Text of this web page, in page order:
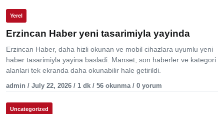
Yerel
Erzincan Haber yeni tasarimiyla yayinda
Erzincan Haber, daha hizli okunan ve mobil cihazlara uyumlu yeni
haber tasarimiyla yayina basladi. Manset, son haberler ve kategori
alanlari tek ekranda daha okunabilir hale getirildi.
admin / July 22, 2026 / 1 dk / 56 okunma / 0 yorum
Uncategorized